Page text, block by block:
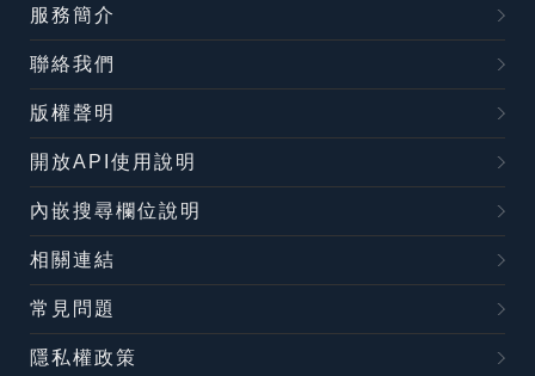
服務簡介
聯絡我們
版權聲明
開放API使用說明
內嵌搜尋欄位說明
相關連結
常見問題
隱私權政策